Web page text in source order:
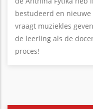
bestudeerd en
vraagt muziekles
de leerling als de
proces!